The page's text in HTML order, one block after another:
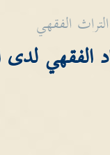
الفقهي
الفقهي لدى